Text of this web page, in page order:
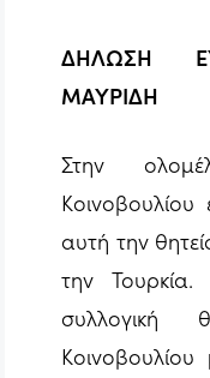
ΔΗΛΩΣΗ
ΜΑΥΡΙΔΗ
Στην
Κοινοβουλίου
αυτή την
την
συλλογική